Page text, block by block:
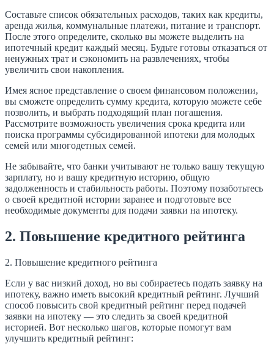
Составьте список обязательных расходов, таких как кредиты,
аренда жилья, коммунальные платежи, питание и транспорт.
После этого определите, сколько вы можете выделить на
ипотечный кредит каждый месяц. Будьте готовы отказаться от
ненужных трат и сэкономить на развлечениях, чтобы
увеличить свои накопления.
Имея ясное представление о своем финансовом положении,
вы сможете определить сумму кредита, которую можете себе
позволить, и выбрать подходящий план погашения.
Рассмотрите возможность увеличения срока кредита или
поиска программы субсидированной ипотеки для молодых
семей или многодетных семей.
Не забывайте, что банки учитывают не только вашу текущую
зарплату, но и вашу кредитную историю, общую
задолженность и стабильность работы. Поэтому позаботьтесь
о своей кредитной истории заранее и подготовьте все
необходимые документы для подачи заявки на ипотеку.
2. Повышение кредитного рейтинга
2. Повышение кредитного рейтинга
Если у вас низкий доход, но вы собираетесь подать заявку на
ипотеку, важно иметь высокий кредитный рейтинг. Лучший
способ повысить свой кредитный рейтинг перед подачей
заявки на ипотеку — это следить за своей кредитной
историей. Вот несколько шагов, которые помогут вам
улучшить кредитный рейтинг: